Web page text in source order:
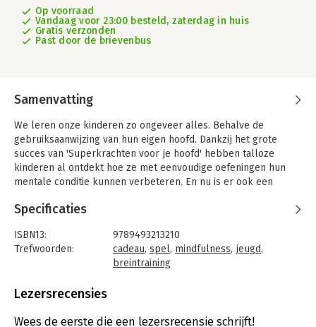
Op voorraad
Vandaag voor 23:00 besteld, zaterdag in huis
Gratis verzonden
Past door de brievenbus
Samenvatting
We leren onze kinderen zo ongeveer alles. Behalve de
gebruiksaanwijzing van hun eigen hoofd. Dankzij het grote
succes van 'Superkrachten voor je hoofd' hebben talloze
kinderen al ontdekt hoe ze met eenvoudige oefeningen hun
mentale conditie kunnen verbeteren. En nu is er ook een
Met dit spel leer je hoe je beter om kunt gaan met
onaangename ervaringen, hoe je je sociale skills kunt
verbeteren en meer zelfvertrouwen krijgt. Je spaart 10
verschillende superkrachten in je hoofd door kaarten met
superkrachten komt kijken. Als je een kwartet compleet hebt,
toegankelijke uitleg, die ervoor zorgt dat je je kwartet mag
Specificaties
ISBN13:
9789493213210
Trefwoorden:
cadeau, spel, mindfulness, jeugd,
breintraining
Bindwijze:
Uitgever:
Maven Publishing
Lezersrecensies
Wees de eerste die een lezersrecensie schrijft!